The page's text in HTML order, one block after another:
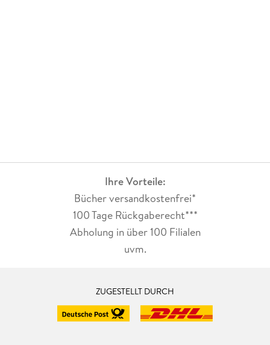
Ihre Vorteile:
Bücher versandkostenfrei*
100 Tage Rückgaberecht***
Abholung in über 100 Filialen
uvm.
ZUGESTELLT DURCH